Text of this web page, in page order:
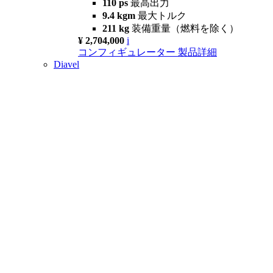
110 ps 最高出力
9.4 kgm 最大トルク
211 kg 装備重量（燃料を除く）
¥ 2,704,000 i
コンフィギュレーター 製品詳細
Diavel